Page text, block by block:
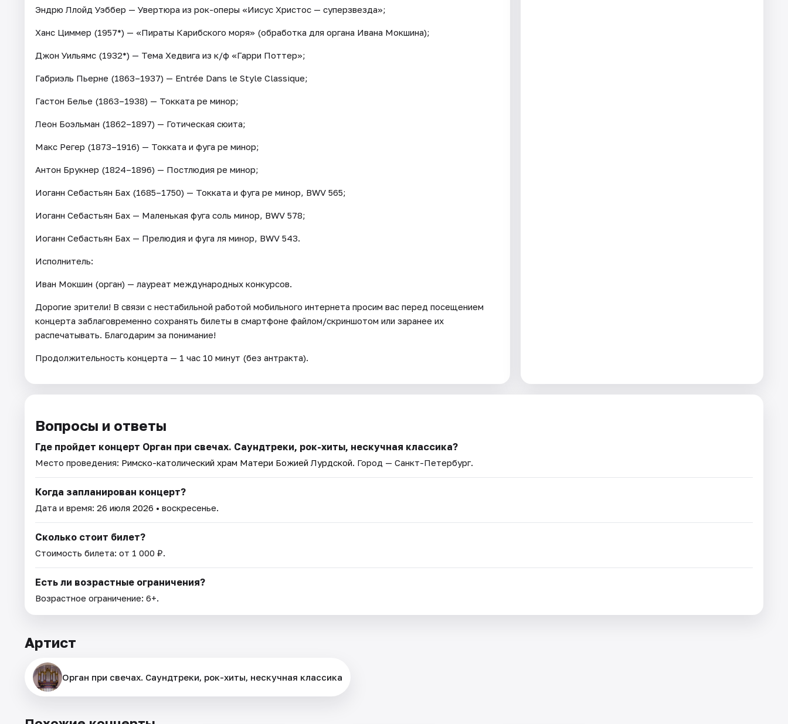
Эндрю Ллойд Уэббер — Увертюра из рок-оперы «Иисус Христос — суперзвезда»;
Ханс Циммер (1957*) — «Пираты Карибского моря» (обработка для органа Ивана Мокшина);
Джон Уильямс (1932*) — Тема Хедвига из к/ф «Гарри Поттер»;
Габриэль Пьерне (1863–1937) — Entrée Dans le Style Classique;
Гастон Белье (1863–1938) — Токката ре минор;
Леон Боэльман (1862–1897) — Готическая сюита;
Макс Регер (1873–1916) — Токката и фуга ре минор;
Антон Брукнер (1824–1896) — Постлюдия ре минор;
Иоганн Себастьян Бах (1685–1750) — Токката и фуга ре минор, BWV 565;
Иоганн Себастьян Бах — Маленькая фуга соль минор, BWV 578;
Иоганн Себастьян Бах — Прелюдия и фуга ля минор, BWV 543.
Исполнитель:
Иван Мокшин (орган) — лауреат международных конкурсов.
Дорогие зрители! В связи с нестабильной работой мобильного интернета просим вас перед посещением
концерта заблаговременно сохранять билеты в смартфоне файлом/скриншотом или заранее их
распечатывать. Благодарим за понимание!
Продолжительность концерта — 1 час 10 минут (без антракта).
Вопросы и ответы
Где пройдет концерт Орган при свечах. Саундтреки, рок-хиты, нескучная классика?
Место проведения: Римско-католический храм Матери Божией Лурдской. Город — Санкт-Петербург.
Когда запланирован концерт?
Дата и время: 26 июля 2026 • воскресенье.
Сколько стоит билет?
Стоимость билета: от 1 000 ₽.
Есть ли возрастные ограничения?
Возрастное ограничение: 6+.
Артист
Орган при свечах. Саундтреки, рок-хиты, нескучная классика